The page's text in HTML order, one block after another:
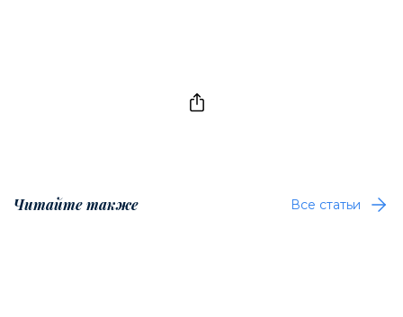
Читайте также Все статьи